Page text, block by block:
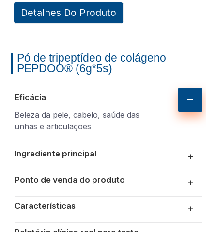
Detalhes Do Produto
Pó de tripeptídeo de colágeno
PEPDOO® (6g*5s)
Eficácia
Beleza da pele, cabelo, saúde das
unhas e articulações
Ingrediente principal +
Ponto de venda do produto +
Características +